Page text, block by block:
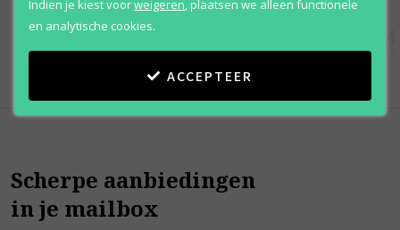
Scherpe aanbiedingen
in je mailbox
Indien je kiest voorweigeren plaatsen we alleen functionele
en analytische cookies.
ACCEPTEER